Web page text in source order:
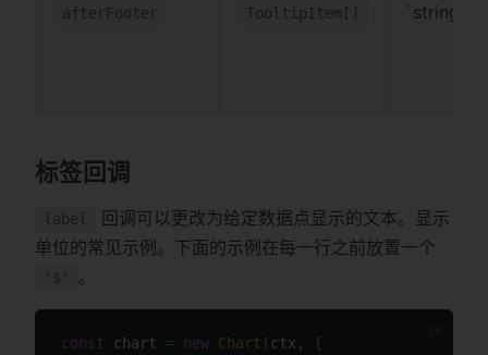
afterFooter TooltipItem[] `string
标签回调
label
回调可以更改为给定数据点显示的文本。显示
单位的常见示例。下面的示例在每一行之前放置一个
'$' 。
const chart = new Chart (ctx ,
{